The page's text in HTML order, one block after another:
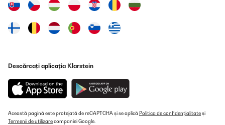
Descărcați aplicația Klarstein
Această pagină este protejată de reCAPTCHA și se aplică Politica de confidențialitateși
Termenii de utilizarecompaniei Google.